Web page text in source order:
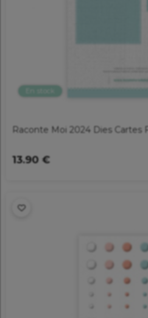
Raconte Moi 2024 Dies
13.90 €